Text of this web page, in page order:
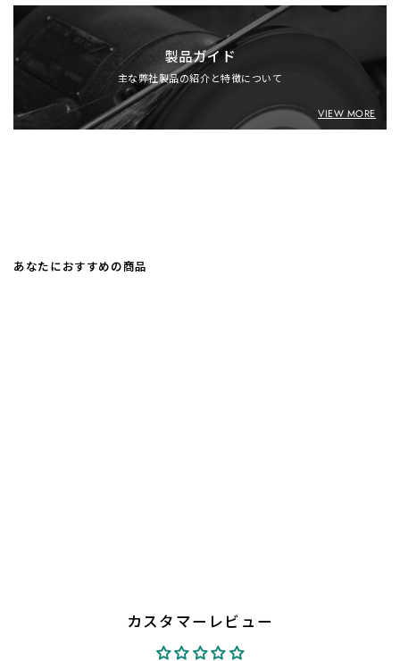
製品ガイド
主な弊社製品の紹介と特徴について
VIEW MORE
あなたにおすすめの商品
カスタマーレビュー